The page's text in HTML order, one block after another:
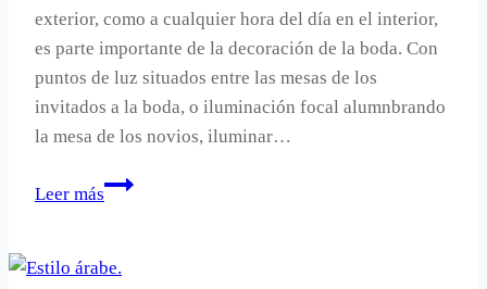
exterior, como a cualquier hora del día en el interior,
es parte importante de la decoración de la boda. Con
puntos de luz situados entre las mesas de los
invitados a la boda, o iluminación focal alumnbrando
la mesa de los novios, iluminar…
Leer más
Cuatro
decorar